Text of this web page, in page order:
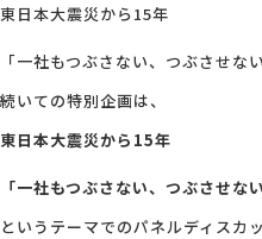
東日本大震災から15年
「一社もつぶさない、つぶさせない
続いての特別企画は、
東日本大震災から15年
「一社もつぶさない、つぶさせな
というテーマでのパネルディスカッ